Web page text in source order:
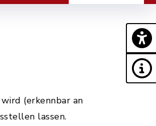
(erkennbar an
lassen.